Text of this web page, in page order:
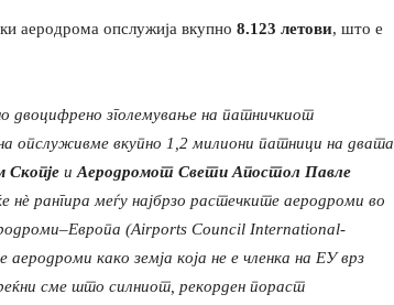
аеродрома опслужија вкупно 8.123 летови, што е
двоцифрено зголемување на патничкиот
опслуживме вкупно 1,2 милиони патници на двата
Скопје и Аеродромот Свети Апостол Павле
рангира меѓу најбрзо растечките аеродроми во
–Европа (Airports Council International-
аеродроми како земја која не е членка на ЕУврз
сме што силниот, рекорден пораст